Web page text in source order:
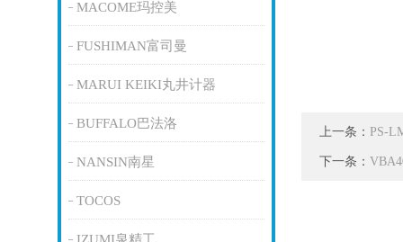
MACOME玛控美
FUSHIMAN富司曼
MARUI KEIKI丸井计器
BUFFALO巴法洛
NANSIN南星
TOCOS
上一条： PS-
下一条：